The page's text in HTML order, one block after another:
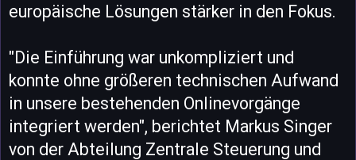
europäische Lösungen stärker in den Fokus.
"Die Einführung war unkompliziert und
konnte ohne größeren technischen Aufwand
in unsere bestehenden Onlinevorgänge
integriert werden", berichtet Markus Singer
von der Abteilung Zentrale Steuerung und